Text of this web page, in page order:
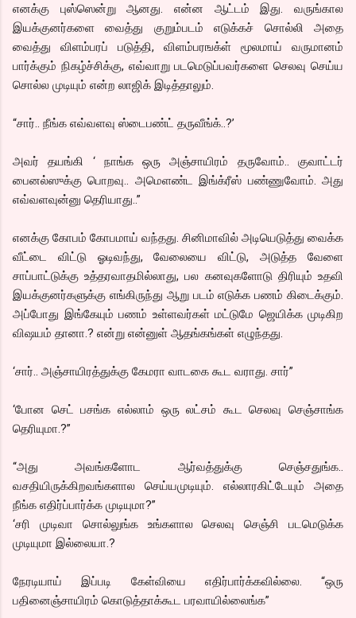
எனக்கு புஸ்ஸென்று ஆனது. என்ன ஆட்டம் இது. வருங்கால
இயக்குனர்களை வைத்து குறும்படம் எடுக்கச் சொல்லி அதை
வைத்து விளம்பரப் படுத்தி, விளம்பரஙக்ள் மூலமாய் வருமானம்
பார்க்கும் நிகழ்ச்சிக்கு, எவ்வாறு படமெடுப்பவர்களை செலவு செய்ய
சொல்ல முடியும் என்ற லாஜிக் இடித்தாலும்.
“சார்.. நீங்க எவ்வளவு ஸ்டைபண்ட் தருவீங்க்..?’
அவர் தயங்கி ‘ நாங்க ஒரு அஞ்சாயிரம் தருவோம்.. குவாட்டர்
பைனல்ஸுக்கு பொறவு.. அமெளண்ட இங்க்ரீஸ் பண்ணுவோம். அது
எவ்வளவுன்னு தெரியாது..”
எனக்கு கோபம் கோபமாய் வந்தது. சினிமாவில் அடியெடுத்து வைக்க
வீட்டை விட்டு ஓடிவந்து, வேலையை விட்டு, அடுத்த வேளை
சாப்பாட்டுக்கு உத்தரவாதமில்லாது, பல கனவுகளோடு திரியும் உதவி
இயக்குனர்களுக்கு எங்கிருந்து ஆறு படம் எடுக்க பணம் கிடைக்கும்.
அப்போது இங்கேயும் பணம் உள்ளவர்கள் மட்டுமே ஜெயிக்க முடிகிற
விஷயம் தானா.? என்று என்னுள் ஆதங்கங்கள் எழுந்தது.
‘சார்.. அஞ்சாயிரத்துக்கு கேமரா வாடகை கூட வராது. சார்”
‘போன செட் பசங்க எல்லாம் ஒரு லட்சம் கூட செலவு செஞ்சாங்க
தெரியுமா.?”
“அது அவங்களோட ஆர்வத்துக்கு செஞ்சதுங்க..
வசதியிருக்கிறவங்களால செய்யமுடியும். எல்லாரகிட்டேயும் அதை
நீங்க எதிர்ப்பார்க்க முடியுமா?”
‘சரி முடிவா சொல்லுங்க உங்களால செலவு செஞ்சி படமெடுக்க
முடியுமா இல்லையா.?
நேரடியாய் இப்படி கேள்வியை எதிர்பார்க்கவில்லை. “ஒரு
பதினைஞ்சாயிரம் கொடுத்தாக்கூட பரவாயில்லைங்க”